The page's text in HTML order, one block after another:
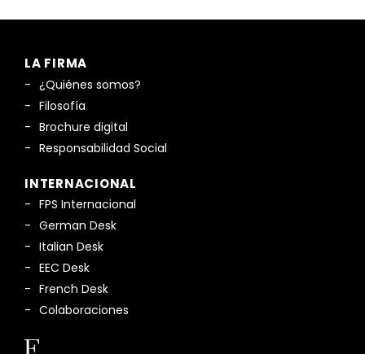
LA FIRMA
¿Quiénes somos?
Filosofía
Brochure digital
Responsabilidad Social
INTERNACIONAL
FPS Internacional
German Desk
Italian Desk
EEC Desk
French Desk
Colaboraciones